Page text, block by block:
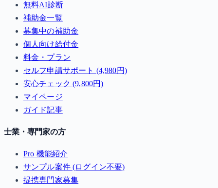
無料AI診断
補助金一覧
募集中の補助金
個人向け給付金
料金・プラン
セルフ申請サポート (4,980円)
安心チェック (9,800円)
マイページ
ガイド記事
士業・専門家の方
Pro 機能紹介
サンプル案件 (ログイン不要)
提携専門家募集